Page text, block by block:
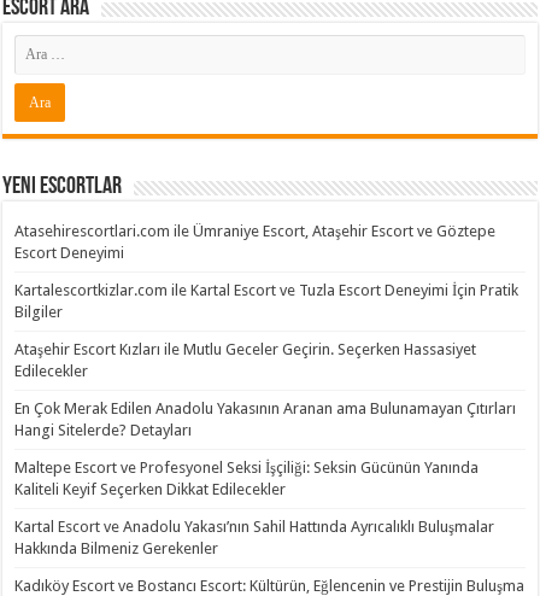
Escort ARA
Yeni Escortlar
Atasehirescortlari.com ile Ümraniye Escort, Ataşehir Escort ve Göztepe
Escort Deneyimi
Kartalescortkizlar.com ile Kartal Escort ve Tuzla Escort Deneyimi İçin Pratik
Bilgiler
Ataşehir Escort Kızları ile Mutlu Geceler Geçirin. Seçerken Hassasiyet
Edilecekler
En Çok Merak Edilen Anadolu Yakasının Aranan ama Bulunamayan Çıtırları
Hangi Sitelerde? Detayları
Maltepe Escort ve Profesyonel Seksi İşçiliği: Seksin Gücünün Yanında
Kaliteli Keyif Seçerken Dikkat Edilecekler
Kartal Escort ve Anadolu Yakası’nın Sahil Hattında Ayrıcalıklı Buluşmalar
Hakkında Bilmeniz Gerekenler
Kadıköy Escort ve Bostancı Escort: Kültürün, Eğlencenin ve Prestijin Buluşma